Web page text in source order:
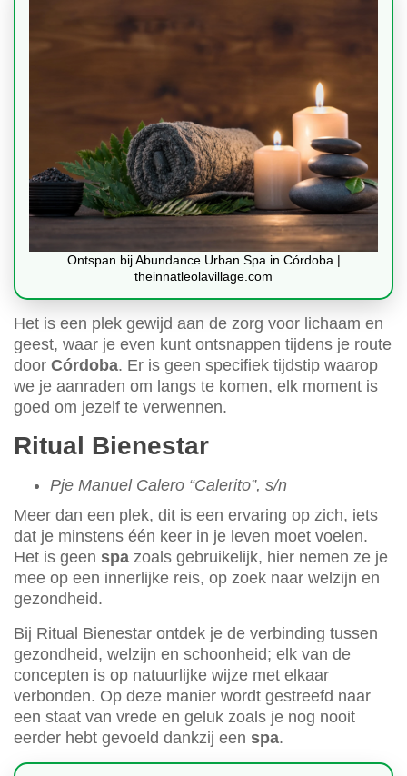
Ontspan bij Abundance Urban Spa in Córdoba |
theinnatleolavillage.com
Het is een plek gewijd aan de zorg voor lichaam en
geest, waar je even kunt ontsnappen tijdens je route
door Córdoba. Er is geen specifiek tijdstip waarop
we je aanraden om langs te komen, elk moment is
goed om jezelf te verwennen.
Ritual Bienestar
Pje Manuel Calero “Calerito”, s/n
Meer dan een plek, dit is een ervaring op zich, iets
dat je minstens één keer in je leven moet voelen.
Het is geen spa zoals gebruikelijk, hier nemen ze je
mee op een innerlijke reis, op zoek naar welzijn en
gezondheid.
Bij Ritual Bienestar ontdek je de verbinding tussen
gezondheid, welzijn en schoonheid; elk van de
concepten is op natuurlijke wijze met elkaar
verbonden. Op deze manier wordt gestreefd naar
een staat van vrede en geluk zoals je nog nooit
eerder hebt gevoeld dankzij een spa.